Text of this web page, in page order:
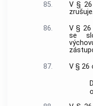
85.
V §
zrušuje.
86.
V §
se
87.
V § 26